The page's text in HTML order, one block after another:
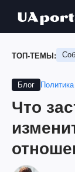
ТОП-ТЕМЫ:
Блог Политика
Что